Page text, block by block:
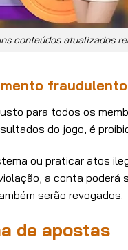
conteúdos atualizados
fraudulento
para todos os
do jogo, é
ou praticar atos
a conta
serão revogados.
de apostas